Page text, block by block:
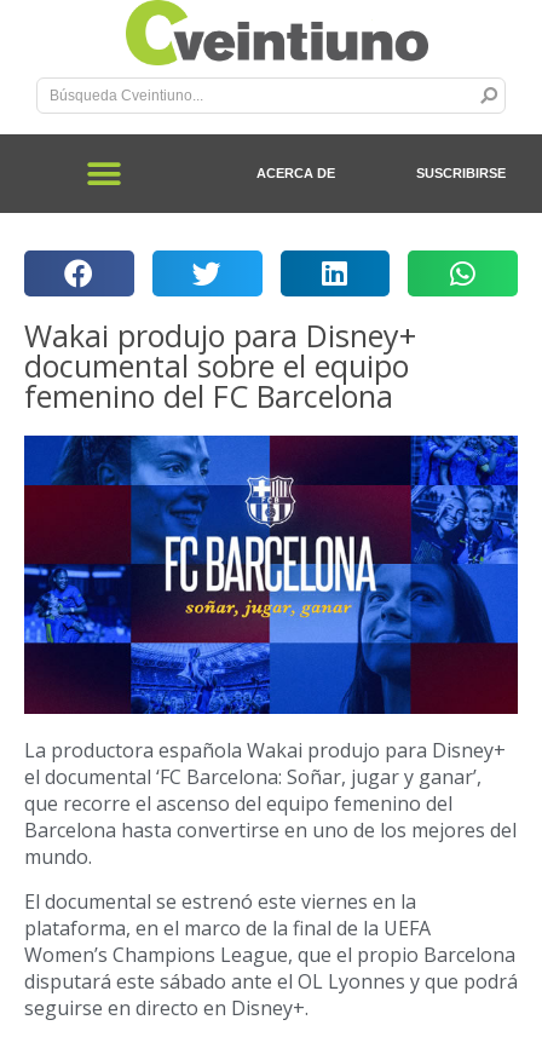
ACERCA DE SUSCRIBIRSE
Wakai produjo para Disney+
documental sobre el equipo
femenino del FC Barcelona
La productora española Wakai produjo para Disney+
el documental ‘FC Barcelona: Soñar, jugar y ganar’,
que recorre el ascenso del equipo femenino del
Barcelona hasta convertirse en uno de los mejores del
mundo.
El documental se estrenó este viernes en la
plataforma, en el marco de la final de la UEFA
Women’s Champions League, que el propio Barcelona
disputará este sábado ante el OL Lyonnes y que podrá
seguirse en directo en Disney+.